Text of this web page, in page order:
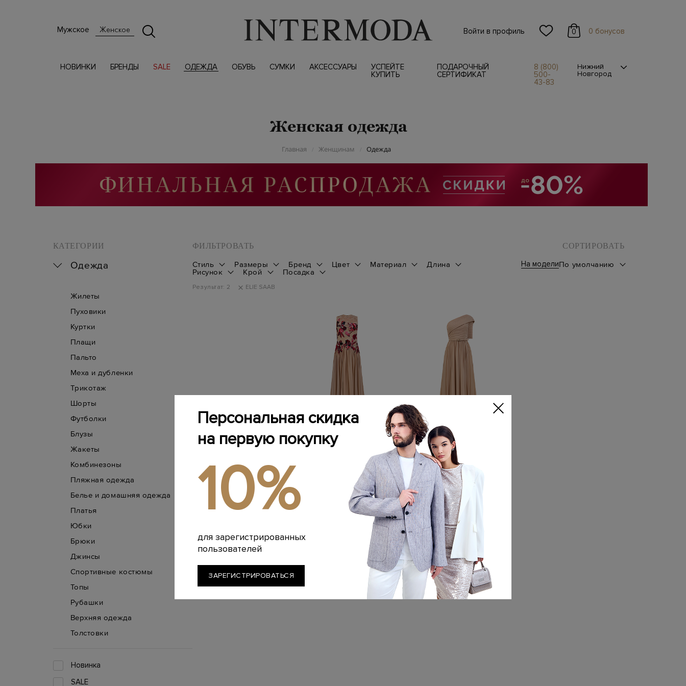
Мужское Женское Войти в профиль 0 0 бонусов
НОВИНКИ БРЕНДЫ SALE ОДЕЖДА ОБУВЬ СУМКИ АКСЕССУАРЫ
УСПЕЙТЕ
КУПИТЬ
ПОДАРОЧНЫЙ
СЕРТИФИКАТ
8 (800)
500-
43-83
Нижний
Новгород
Женская одежда
Главная / Женщинам / Одежда
КАТЕГОРИИ
Одежда
Жилеты
Пуховики
Куртки
Плащи
Пальто
Меха и дубленки
Трикотаж
Шорты
Футболки
Блузы
Жакеты
Комбинезоны
Пляжная одежда
Белье и домашняя одежда
Платья
Юбки
Брюки
Джинсы
Спортивные костюмы
Топы
Рубашки
Верхняя одежда
Толстовки
Новинка
SALE
ФИЛЬТРОВАТЬ
Стиль Размеры Бренд Цвет Материал
Длина
Рисунок
Крой Посадка
На модели
СОРТИРОВАТЬ
По умолчанию
Результат: 2 ELIE SAAB
ELIE SAAB
Платье из шелка и кружевного
тюля с ручной вышивкой па…
572 300 РУБ.
ELIE SAAB
Асимметричное платье из
шелка с лифом-плиссе и
шлейфом
440 370 РУБ. 629 100 РУБ.
-30%
Персональная скидка
на первую покупку
10%
для зарегистрированных
пользователей
ЗАРЕГИСТРИРОВАТЬСЯ